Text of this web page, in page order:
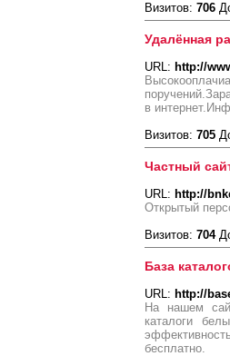
Визитов: 706
Удалённая
URL: http://
в
Визитов: 705
Частный
URL: http://
Открытый
Визитов: 704
База
URL: http://
На нашем
каталоги
бесплатно.